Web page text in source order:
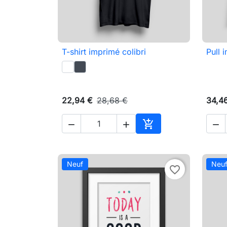
 Aperçu rapide
T-shirt imprimé colibri
22,94 € 28,68 €
  
Ajouter au panier
Pull

Neuf favorite_border Neuf